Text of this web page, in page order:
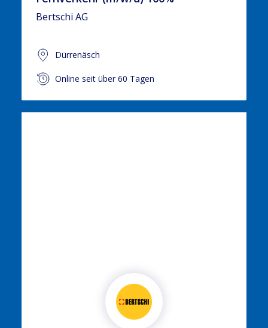
Bertschi AG
Dürrenäsch
Online seit über 60 Tagen